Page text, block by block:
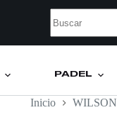
PÁDEL
Inicio WILSON